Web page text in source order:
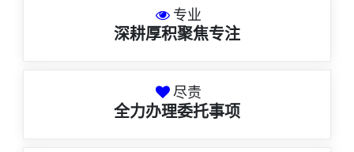
专业
深耕厚积聚焦专注
尽责
全力办理委托事项